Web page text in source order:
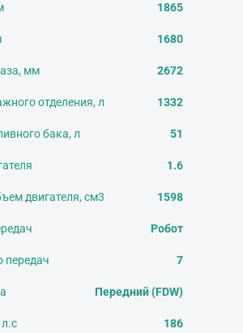
мм
отделения, л
бака, л
двигателя, см3
передач
1865
1680
2672
1332
51
1.6
1598
Робот
7
Передний (FDW)
186